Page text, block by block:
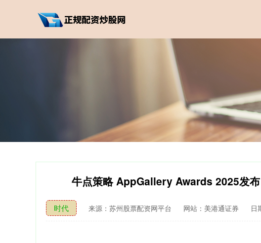
牛点策略 AppGallery Awards 2025发
时代 来源：苏州股票配资网平台 网站：美港通证券 日